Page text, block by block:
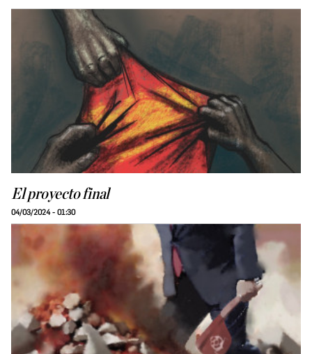
El proyecto final
04/03/2024 - 01:30